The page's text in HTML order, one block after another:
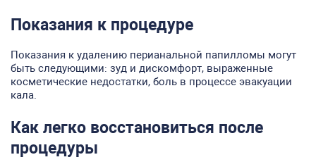
Показания к процедуре
Показания к удалению перианальной папилломы могут
быть следующими: зуд и дискомфорт, выраженные
косметические недостатки, боль в процессе эвакуации
кала.
Как легко восстановиться после
процедуры